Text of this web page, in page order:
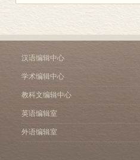
汉语编辑中心
学术编辑中心
教科文编辑中心
英语编辑室
外语编辑室